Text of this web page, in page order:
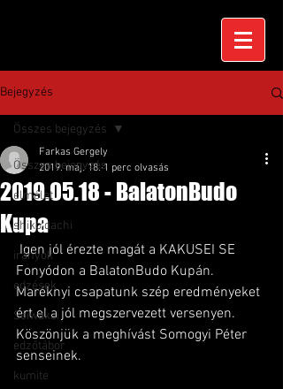
Bejegyzés
Összes bejegyzés
elmélet
shiko dachi
irányok
edzések
Seiwakai
edzőtábor
kumite
Összes bejegyzés
2019.05.18 - BalatonBudo
Kupa
Farkas Gergely
2019. máj. 18. 1 perc olvasás
Igen jól érezte magát a KAKUSEI SE
Fonyódon a BalatonBudo Kupán.
Maréknyi csapatunk szép eredményeket
ért el a jól megszervezett versenyen.
Köszönjük a meghívást Somogyi Péter
senseinek.